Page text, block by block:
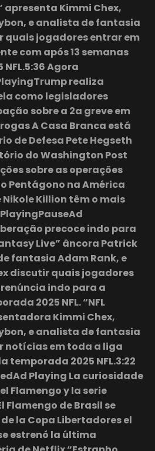
apresenta Kimmi Chex,
e analista de fantasia
quais jogadores entrar em
com após 13 semanas
Agora
realiza
como legisladores
sobre a 2a greve em
A Casa Branca está
de Defesa Pete Hegseth
do Washington Post
sobre as operações
Pentágono na América
Nikole Killion têm o mais
precoce indo para
Live” âncora Patrick
fantasia Adam Rank, e
discutir quais jogadores
indo para a
2025 NFL. “NFL
Kimmi Chex,
e analista de fantasia
notícias em toda a liga
temporada 2025 NFL.3:22
Playing La curiosidade
Flamengo y la serie
Flamengo de Brasil se
la Copa Libertadores el
estrenó la última